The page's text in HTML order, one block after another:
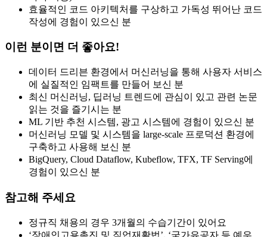
효율적인 코드 아키텍처를 구상하고 가독성 뛰어난 코드
작성에 경험이 있으신 분
이런 분이면 더 좋아요!
데이터 드리븐 환경에서 머신러닝을 통해 사용자 서비스
에 실질적인 임팩트를 만들어 보신 분
최신 머신러닝, 딥러닝 트렌드에 관심이 있고 관련 논문
읽는 것을 즐기시는 분
ML 기반 추천 시스템, 광고 시스템에 경험이 있으신 분
머신러닝 모델 및 시스템을 large-scale 프로덕션 환경에
구축하고 사용해 보신 분
BigQuery, Cloud Dataflow, Kubeflow, TFX, TF Serving에
경험이 있으신 분
참고해 주세요
정규직 채용의 경우 3개월의 수습기간이 있어요
‘장애인고용촉진 및 직업재활법’, ‘국가유공자 등 예우